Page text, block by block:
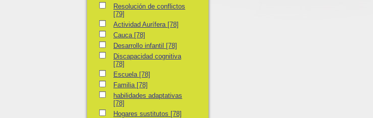
Resolución de conflictos
Resolución de conflictos
[79]
Actividad Aurífera
Actividad Aurífera [78]
CaucaCauca [78]
Desarrollo infantil
Desarrollo infantil
[78]
Discapacidad cognitiva
Discapacidad cognitiva
[78]
EscuelaEscuela [78]
FamiliaFamilia [78]
habilidades adaptativas
habilidades adaptativas
[78]
Hogares sustitutos
Hogares sustitutos [78]